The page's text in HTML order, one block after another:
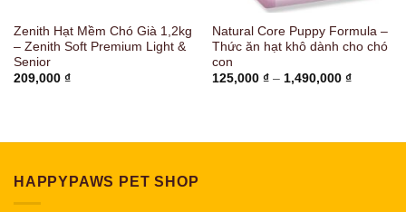
Zenith Hạt Mềm Chó Già 1,2kg
– Zenith Soft Premium Light &
Senior
209,000 ₫
Natural Core Puppy Formula –
Thức ăn hạt khô dành cho chó
con
125,000 ₫ – 1,490,000 ₫Khoảng
HAPPYPAWS PET SHOP